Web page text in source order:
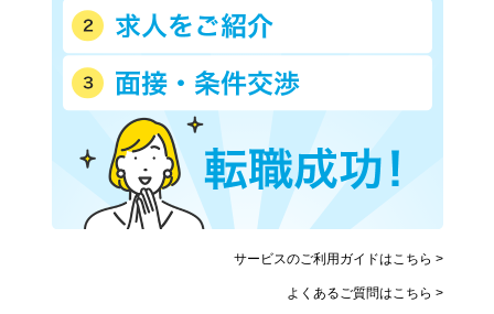
サービスのご利用ガイドはこちら >
よくあるご質問はこちら >